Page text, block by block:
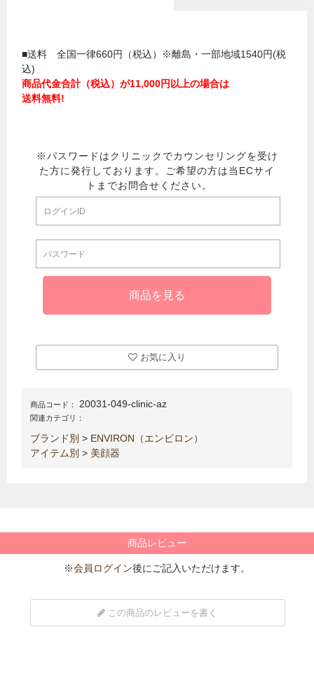
■送料 全国一律660円（税込）※離島・一部地域1540円(税
込)
商品代金合計（税込）が11,000円以上の場合は
送料無料!
お気に入り
商品コード： 20031-049-clinic-az
関連カテゴリ：
ブランド別 > ENVIRON（エンビロン）
アイテム別 > 美顔器
商品レビュー
※会員ログイン後にご記入いただけます。
この商品のレビューを書く